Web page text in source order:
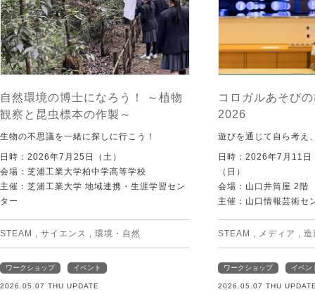
自然環境の博士になろう！ ～植物
観察と昆虫標本の作製～
生物の不思議を一緒に探しに行こう！
日時：2026年7月25日（土）
会場：芝浦工業大学柏中学高等学校
主催：芝浦工業大学 地域連携・生涯学習セン
ター
STEAM , サイエンス , 環境・自然
ワークショップ イベント
2026.05.07 THU UPDATE
コロガルあそび
2026
遊びを通じて自ら考え
日時：2026年7月11
（日）
会場：山口井筒屋 2階
主催：山口情報芸術セ
STEAM , メディア , 造
ワークショップ イベン
2026.05.07 THU